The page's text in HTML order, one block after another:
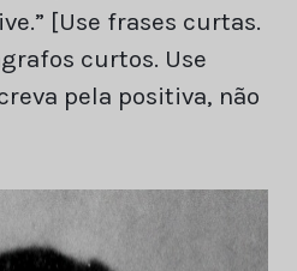
[Use frases curtas.
curtos. Use
pela positiva, não